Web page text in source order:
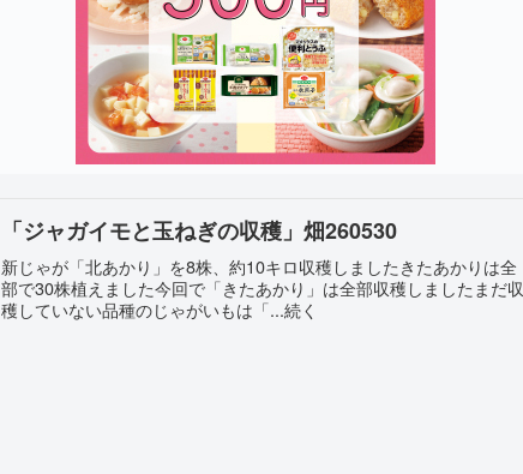
「ジャガイモと玉ねぎの収穫」畑260530
新じゃが「北あかり」を8株、約10キロ収穫しましたきたあかりは全
部で30株植えました今回で「きたあかり」は全部収穫しましたまだ収
穫していない品種のじゃがいもは「...続く